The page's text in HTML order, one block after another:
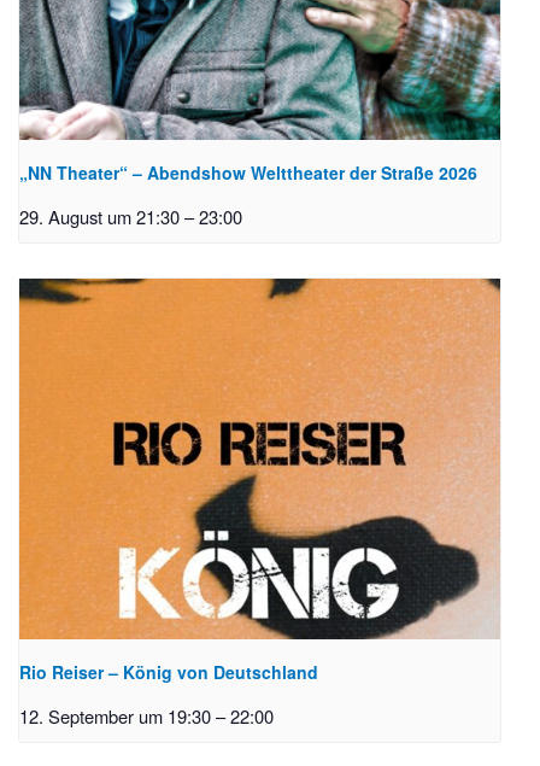
„NN Theater“ – Abendshow Welttheater der Straße 2026
29. August um 21:30–23:00
Rio Reiser – König von Deutschland
12. September um 19:30–22:00